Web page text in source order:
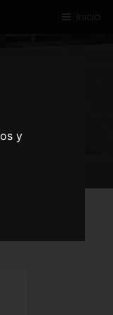
y
Inicio